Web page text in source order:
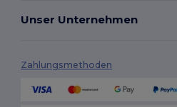
Unser Unternehmen
Zahlungsmethoden